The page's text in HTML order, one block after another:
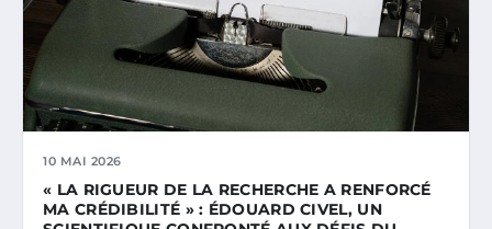
10 MAI 2026
« LA RIGUEUR DE LA RECHERCHE A RENFORCÉ
MA CRÉDIBILITÉ » : ÉDOUARD CIVEL, UN